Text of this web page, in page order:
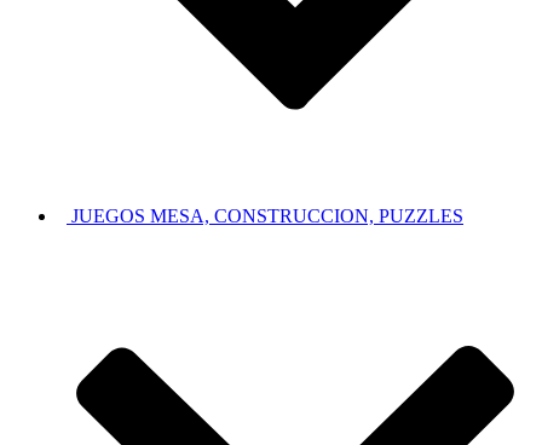
JUEGOS MESA, CONSTRUCCION, PUZZLES